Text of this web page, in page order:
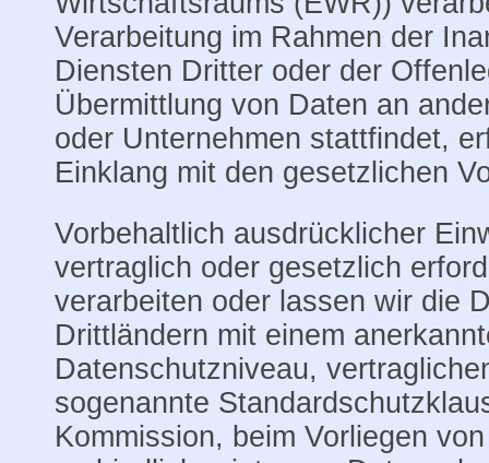
Verarbeitung im Rahmen der
Diensten Dritter oder der
Übermittlung von Daten an
oder Unternehmen stattfindet,
Einklang mit den gesetzlichen
Vorbehaltlich ausdrücklicher
vertraglich oder gesetzlich
verarbeiten oder lassen wir die
Drittländern mit einem
Datenschutzniveau,
sogenannte
Kommission, beim Vorliegen